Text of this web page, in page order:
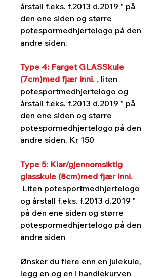
årstall f.eks. f.2013 d.2019 " på
den ene siden og større
potespormedhjertelogo på den
andre siden.
Type 4: Farget GLASSkule
(7cm)med fjær inni. , liten
potesportmedhjertelogo og
årstall f.eks. f.2013 d.2019 " på
den ene siden og større
potespormedhjertelogo på den
andre siden. Kr 150
Type 5: Klar/gjennomsiktig
glasskule (8cm)med fjær inni.
Liten potesportmedhjertelogo
og årstall f.eks. f.2013 d.2019 "
på den ene siden og større
potespormedhjertelogo på den
andre siden
Ønsker du flere enn en julekule,
legg en og en i handlekurven